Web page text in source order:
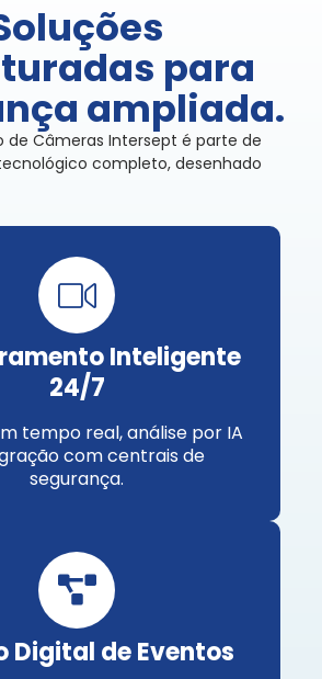
para
ampliada.
de Câmeras Intersept é parte de
completo, desenhado
Inteligente
24/7
tempo real, análise por IA
com centrais de
segurança.
Digital de Eventos